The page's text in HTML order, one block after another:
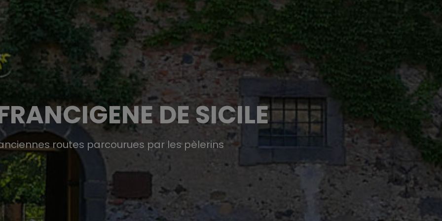
DE SICILE
routes parcourues par les pèlerins